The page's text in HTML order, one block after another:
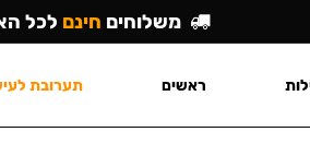
משלוחים חינם לכל
ראשים תערובת